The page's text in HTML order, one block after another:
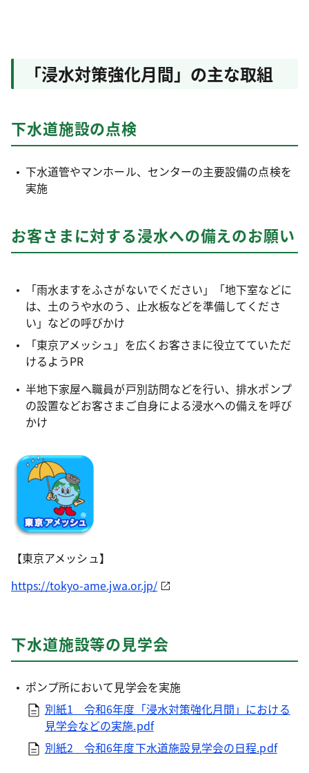
「浸水対策強化月間」の主な取組
下水道施設の点検
下水道管やマンホール、センターの主要設備の点検を
実施
お客さまに対する浸水への備えのお願い
「雨水ますをふさがないでください」「地下室などに
は、土のうや水のう、止水板などを準備してくださ
い」などの呼びかけ
「東京アメッシュ」を広くお客さまに役立てていただ
けるようPR
半地下家屋へ職員が戸別訪問などを行い、排水ポンプ
の設置などお客さまご自身による浸水への備えを呼び
かけ
【東京アメッシュ】
https://tokyo-ame.jwa.or.jp/
下水道施設等の見学会
ポンプ所において見学会を実施
別紙1 令和6年度「浸水対策強化月間」における
見学会などの実施.pdf
別紙2 令和6年度下水道施設見学会の日程.pdf